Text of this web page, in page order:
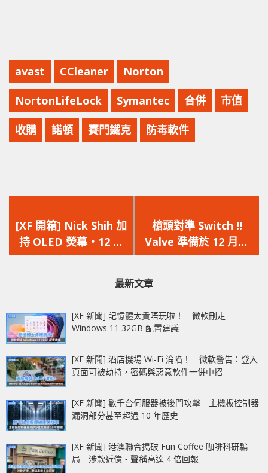
avast CCleaner Norton
NortonLifeLock Symantec 合併 市值
收購 諾頓 賽門鐵克 防毒軟件
一
篇
文
[XF 開箱] Nick Shih 加
持 OLED 熒幕‧12 層
PCB‧超頻一按即用
一
篇
文
槍頭對準 Switch !!
Valve 準備於 12 月推
出 Steam Deck 掌上
最新文章
[XF 新聞] 記憶體太貴唔玩啦！ 微軟刪走
Windows 11 32GB 配置建議
[XF 新聞] 酒店機場 Wi-Fi 淪陷！ 微軟警告：登入
頁面可被劫持，密碼與惡意軟件一併中招
[XF 新聞] 數千台伺服器被後門攻擊 主機板控制器
漏洞部分甚至超過 10 年歷史
[XF 新聞] 港澳聯合搗破 Fun Coffee 咖啡科研騙
局 涉款近億‧聲稱高達 4 倍回報